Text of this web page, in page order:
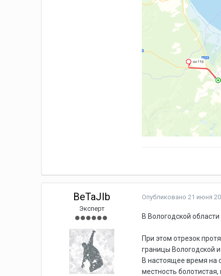
BeTaJIb
Эксперт
Опубликовано21 июня
В Вологодской
При этом отрезок
границы Вологодской
В настоящее время на
местность